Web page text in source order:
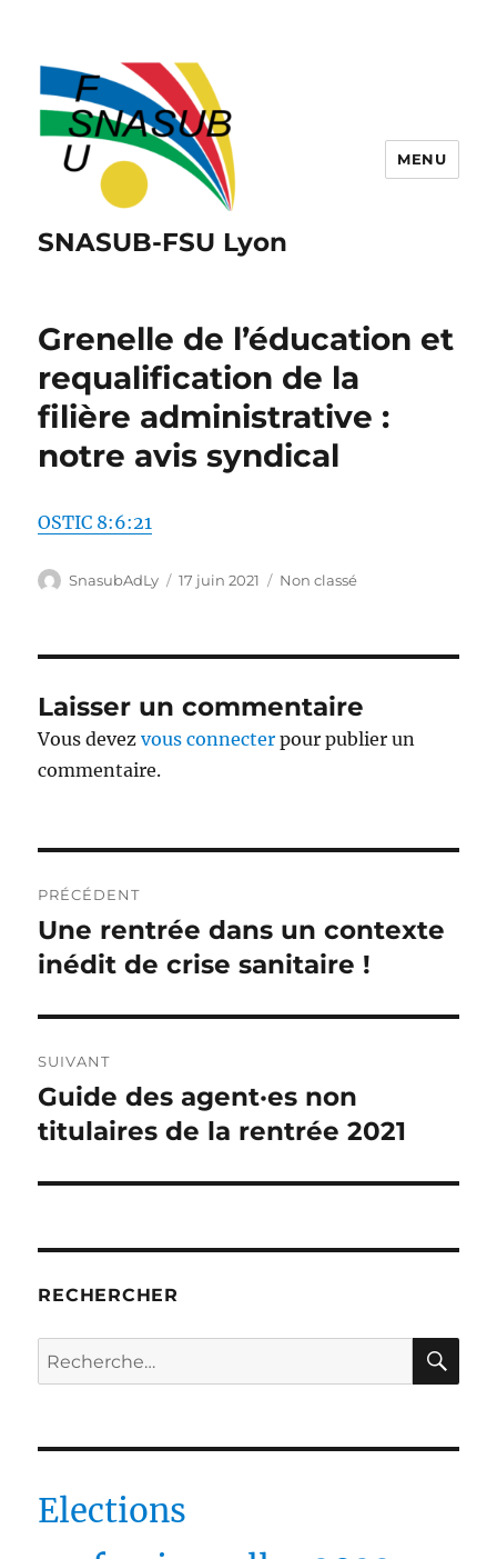
SNASUB-FSU Lyon
MENU
Grenelle de l’éducation et
requalification de la
filière administrative :
notre avis syndical
OSTIC 8:6:21
Auteur
SnasubAdLy
Publié
17 juin 2021 Catégories
Non classé
Laisser un commentaire
Vous devezvous connecter pour publier un
commentaire.
de
l’article
PRÉCÉDENT
Publication
précédente :
Une rentrée dans un contexte
inédit de crise sanitaire !
SUIVANT
Publication
suivante :
Guide des agent·es non
titulaires de la rentrée 2021
RECHERCHER
Recherche
pour :
Elections